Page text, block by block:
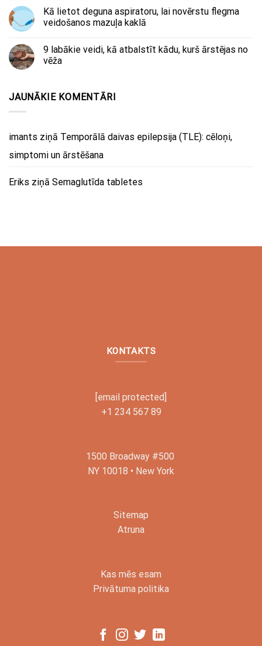
Kā lietot deguna aspiratoru, lai novērstu flegma
veidošanos mazuļa kaklā
9 labākie veidi, kā atbalstīt kādu, kurš ārstējas no
vēža
JAUNĀKIE KOMENTĀRI
imants ziņā Temporālā daivas epilepsija (TLE): cēloņi,
simptomi un ārstēšana
Eriks ziņā Semaglutīda tabletes
KONTAKTS
[email protected]
+1 234 567 89
1500 Broadway #500
NY 10018 • New York
Sitemap
Atruna
Kas mēs esam
Privātuma politika